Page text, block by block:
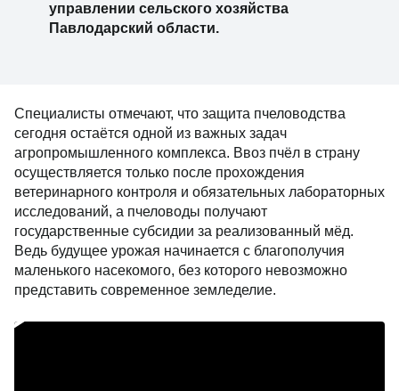
управлении сельского хозяйства
Павлодарский области.
Специалисты отмечают, что защита пчеловодства
сегодня остаётся одной из важных задач
агропромышленного комплекса. Ввоз пчёл в страну
осуществляется только после прохождения
ветеринарного контроля и обязательных лабораторных
исследований, а пчеловоды получают
государственные субсидии за реализованный мёд.
Ведь будущее урожая начинается с благополучия
маленького насекомого, без которого невозможно
представить современное земледелие.